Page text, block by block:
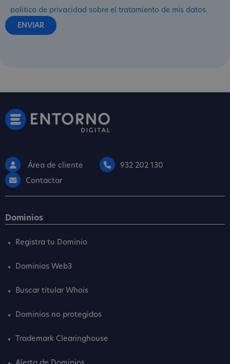
política de privacidad sobre el tratamiento de mis datos.
Área de cliente
932 202 130
Contactar
Dominios
Registra tu Dominio
Dominios Web3
Buscar titular Whois
Dominios no protegidos
Trademark Clearinghouse